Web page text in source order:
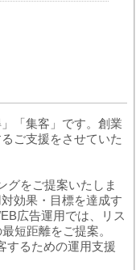
「集客」です。創業
ご支援をさせていた
グをご提案いたしま
効果・目標を達成す
広告運用では、リス
短距離をご提案。
するための運用支援